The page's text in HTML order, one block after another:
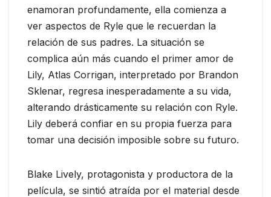
enamoran profundamente, ella comienza a
ver aspectos de Ryle que le recuerdan la
relación de sus padres. La situación se
complica aún más cuando el primer amor de
Lily, Atlas Corrigan, interpretado por Brandon
Sklenar, regresa inesperadamente a su vida,
alterando drásticamente su relación con Ryle.
Lily deberá confiar en su propia fuerza para
tomar una decisión imposible sobre su futuro.
Blake Lively, protagonista y productora de la
película, se sintió atraída por el material desde